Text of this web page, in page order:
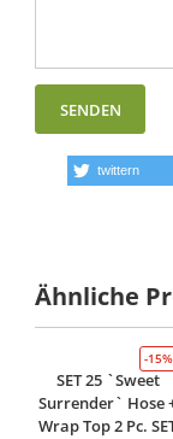
twittern
Ähnliche
-15%
SET 25 `Sweet
Surrender` Hose
Wrap Top 2 Pc.